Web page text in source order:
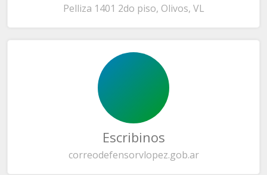
Pelliza 1401 2do piso, Olivos, VL
Escribinos
correodefensorvlopez.gob.ar